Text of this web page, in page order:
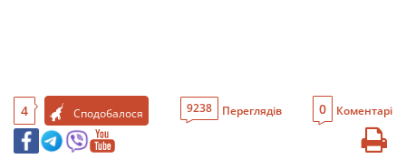
4 Сподобалося 9238 Переглядів 0 Коментарі